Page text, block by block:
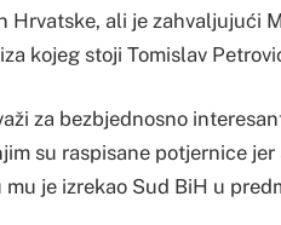
Hrvatske, ali je zahvaljujući
kojeg stoji Tomislav
za bezbjednosno
su raspisane potjernice
je izrekao Sud BiH u